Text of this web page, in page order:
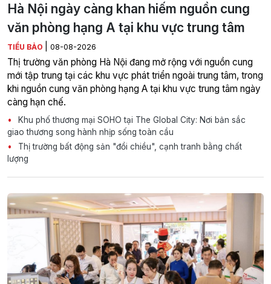
Hà Nội ngày càng khan hiếm nguồn cung
văn phòng hạng A tại khu vực trung tâm
TIỂU BẢO 08-08-2026
Thị trường văn phòng Hà Nội đang mở rộng với nguồn cung
mới tập trung tại các khu vực phát triển ngoài trung tâm, trong
khi nguồn cung văn phòng hạng A tại khu vực trung tâm ngày
càng hạn chế.
Khu phố thương mại SOHO tại The Global City: Nơi bản sắc
giao thương song hành nhịp sống toàn cầu
Thị trường bất động sản "đổi chiều", cạnh tranh bằng chất
lượng